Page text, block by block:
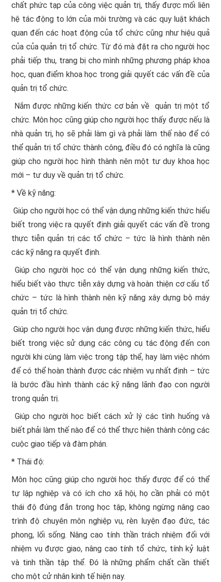
chất phức tạp của công việc quản trị, thấy được mối liên
hệ tác động to lớn của môi trường và các quy luật khách
quan đến các hoạt động của tổ chức cũng như hiệu quả
của của quản trị tổ chức. Từ đó mà đặt ra cho người học
phải tiếp thu, trang bị cho mình những phương pháp khoa
học, quan điểm khoa học trong giải quyết các vấn đề của
quản trị tổ chức.
 Nắm được những kiến thức cơ bản về quản trị một tổ
chức. Môn học cũng giúp cho người học thấy được nếu là
nhà quản trị, họ sẽ phải làm gì và phải làm thế nào để có
thể quản trị tổ chức thành công, điều đó có nghĩa là cũng
giúp cho người học hình thành nên một tư duy khoa học
mới – tư duy về quản trị tổ chức.
* Về kỹ năng:
 Giúp cho người học có thể vận dụng những kiến thức hiểu
biết trong việc ra quyết định giải quyết các vấn đề trong
thực tiễn quản trị các tổ chức – tức là hình thành nên
các kỹ năng ra quyết định.
 Giúp cho người học có thể vận dụng những kiến thức,
hiểu biết vào thực tiễn xây dựng và hoàn thiện cơ cấu tổ
chức – tức là hình thành nên kỹ năng xây dựng bộ máy
quản trị tổ chức.
 Giúp cho người học vận dụng được những kiến thức, hiểu
biết trong việc sử dụng các công cụ tác động đến con
người khi cùng làm việc trong tập thể, hay làm việc nhóm
để có thể hoàn thành được các nhiệm vụ nhất định – tức
là bước đầu hình thành các kỹ năng lãnh đạo con người
trong quản trị.
 Giúp cho người học biết cách xử lý các tình huống và
biết phải làm thế nào để có thể thực hiện thành công các
cuộc giao tiếp và đàm phán.
* Thái độ:
Môn học cũng giúp cho người học thấy được để có thể
tự lập nghiệp và có ích cho xã hội, họ cần phải có một
thái độ đúng đắn trong học tập, không ngừng nâng cao
trình độ chuyên môn nghiệp vụ, rèn luyện đạo đức, tác
phong, lối sống. Nâng cao tính thần trách nhiệm đối với
nhiệm vụ được giao, nâng cao tính tổ chức, tính kỷ luật
và tinh thần tập thể. Đó là những phẩm chất cần thiết
cho một cử nhân kinh tế hiện nay.